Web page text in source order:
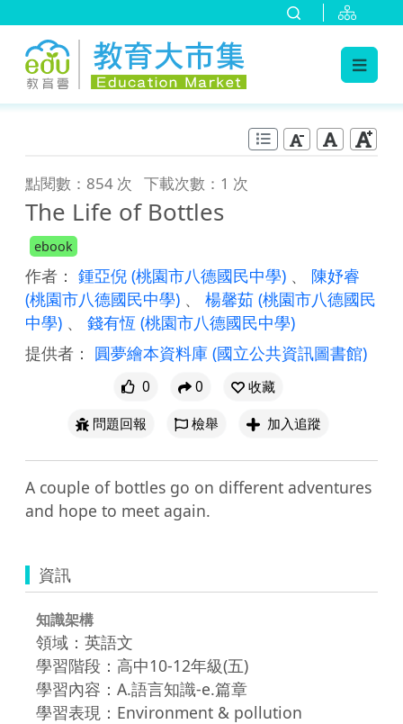
點閱數：854 次 下載次數：1 次
The Life of Bottles
ebook
作者： 鍾亞倪 (桃園市八德國民中學) 、 陳妤睿
(桃園市八德國民中學) 、 楊馨茹 (桃園市八德國民
中學) 、 錢有恆 (桃園市八德國民中學)
提供者： 圓夢繪本資料庫 (國立公共資訊圖書館)
0 0
收藏
問題回報
檢舉 加入追蹤
A couple of bottles go on different adventures
and hope to meet again.
資訊
知識架構
領域：英語文
學習階段：高中10-12年級(五)
學習內容：A.語言知識-e.篇章
學習表現：Environment & pollution